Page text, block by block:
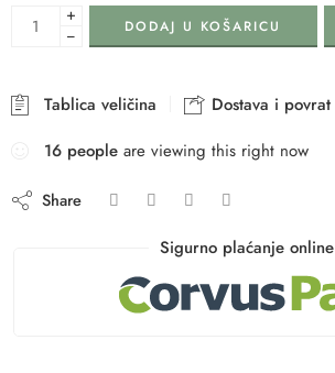
+
−
DODAJ U KOŠARICU
Tablica veličina Dostava i povrat
16 people are viewing this right now
Share
Sigurno plaćanje online